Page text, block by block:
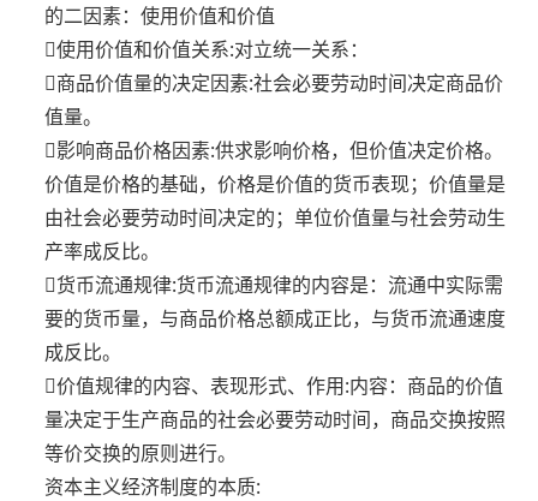
的二因素：使用价值和价值
使用价值和价值关系:对立统一关系：
商品价值量的决定因素:社会必要劳动时间决定商品价
值量。
影响商品价格因素:供求影响价格，但价值决定价格。
价值是价格的基础，价格是价值的货币表现；价值量是
由社会必要劳动时间决定的；单位价值量与社会劳动生
产率成反比。
货币流通规律:货币流通规律的内容是：流通中实际需
要的货币量，与商品价格总额成正比，与货币流通速度
成反比。
价值规律的内容、表现形式、作用:内容：商品的价值
量决定于生产商品的社会必要劳动时间，商品交换按照
等价交换的原则进行。
资本主义经济制度的本质: